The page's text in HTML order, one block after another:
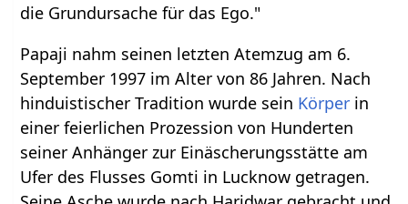
die Grundursache für das Ego."
Papaji nahm seinen letzten Atemzug am 6.
September 1997 im Alter von 86 Jahren. Nach
hinduistischer Tradition wurde sein Körper in
einer feierlichen Prozession von Hunderten
seiner Anhänger zur Einäscherungsstätte am
Ufer des Flusses Gomti in Lucknow getragen.